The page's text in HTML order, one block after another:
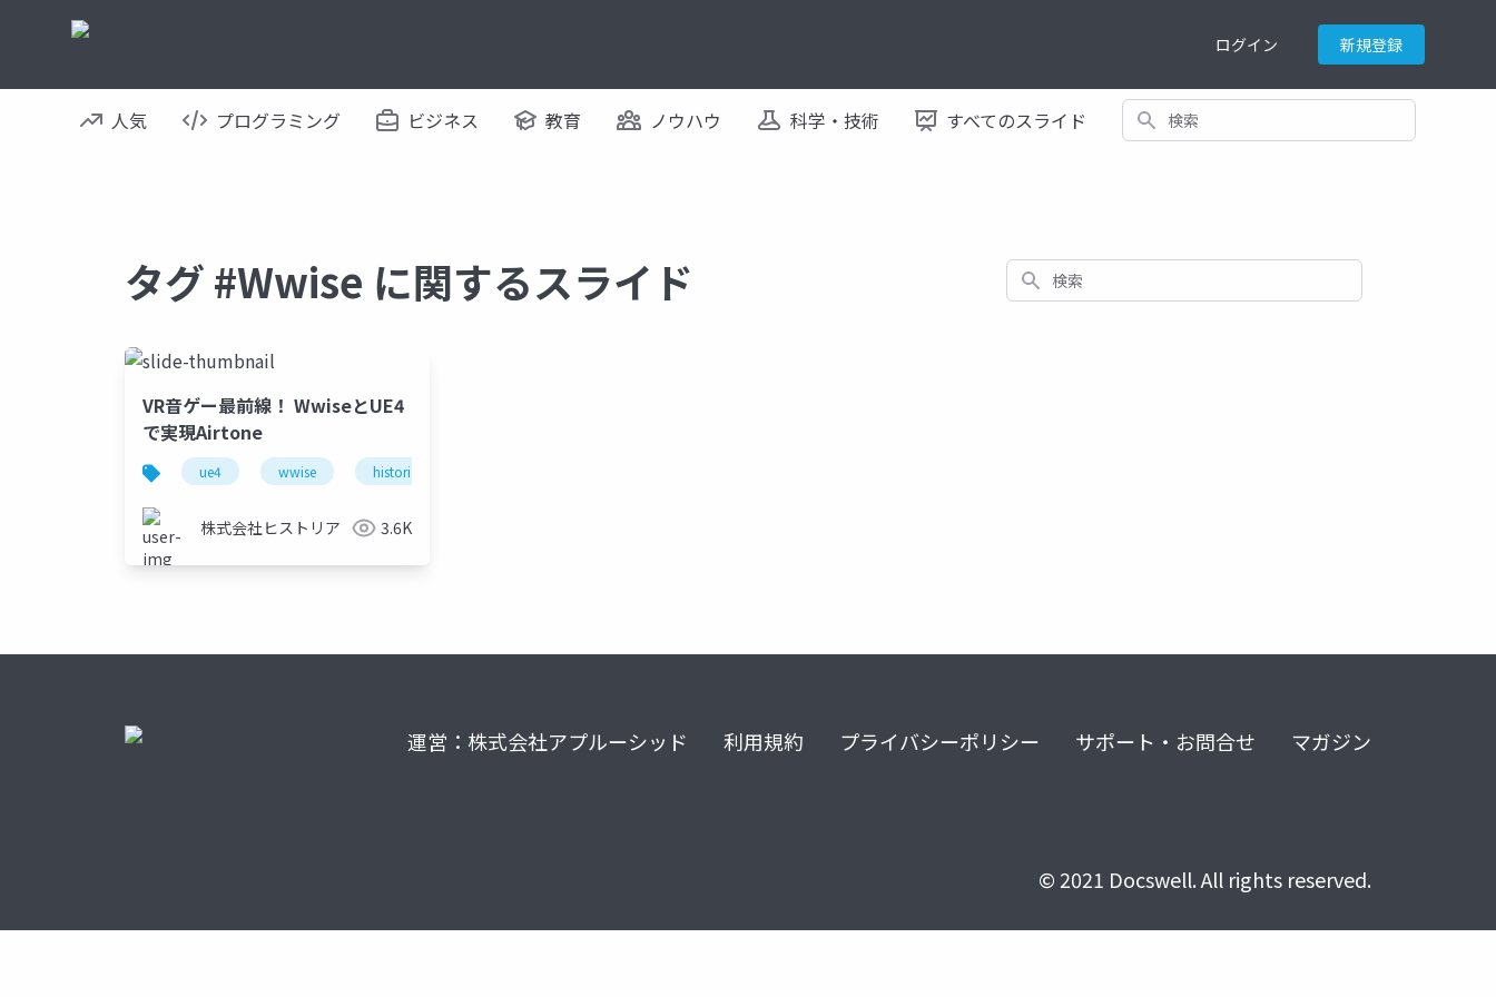
ログイン 新規登録
人気 プログラミング ビジネス 教育 ノウハウ 科学・技術 すべてのスライド 検索
タグ #Wwise に関するスライド 検索
VR音ゲー最前線！ WwiseとUE4
で実現Airtone
ue4 wwise historia
株式会社ヒストリア 3.6K
運営：株式会社アプルーシッド 利用規約 プライバシーポリシー サポート・お問合せ マガジン
© 2021 Docswell. All rights reserved.